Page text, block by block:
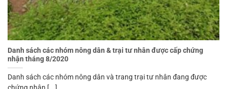
Danh sách các nhóm nông dân & trại tư nhân được cấp chứng
nhận tháng 8/2020
Danh sách các nhóm nông dân và trang trại tư nhân đang được